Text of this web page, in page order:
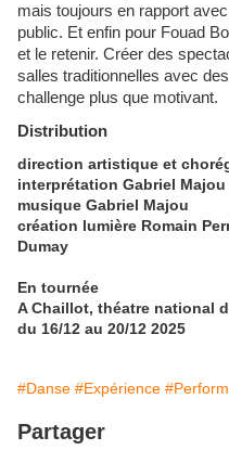
mais toujours en rapport
public. Et enfin pour Fouad
et le retenir. Créer des
salles traditionnelles avec
challenge plus que motivant.
Distribution
direction artistique et
interprétation Gabriel
musique Gabriel Majou
création lumière Romain
Dumay
En tournée
A Chaillot, théatre national
du 16/12 au 20/12 2025
#Danse #Expérience
Partager